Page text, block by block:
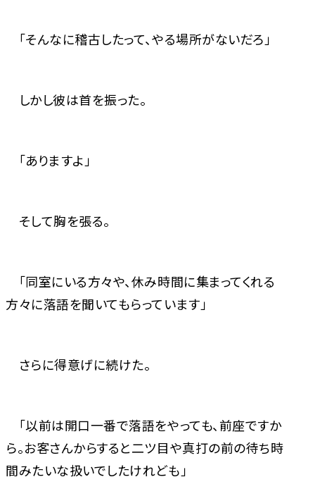
「そんなに稽古したって、やる場所がないだろ」
しかし彼は首を振った。
「ありますよ」
そして胸を張る。
「同室にいる方々や、休み時間に集まってくれる
方々に落語を聞いてもらっています」
さらに得意げに続けた。
「以前は開口一番で落語をやっても、前座ですか
ら。お客さんからすると二ツ目や真打の前の待ち時
間みたいな扱いでしたけれども」